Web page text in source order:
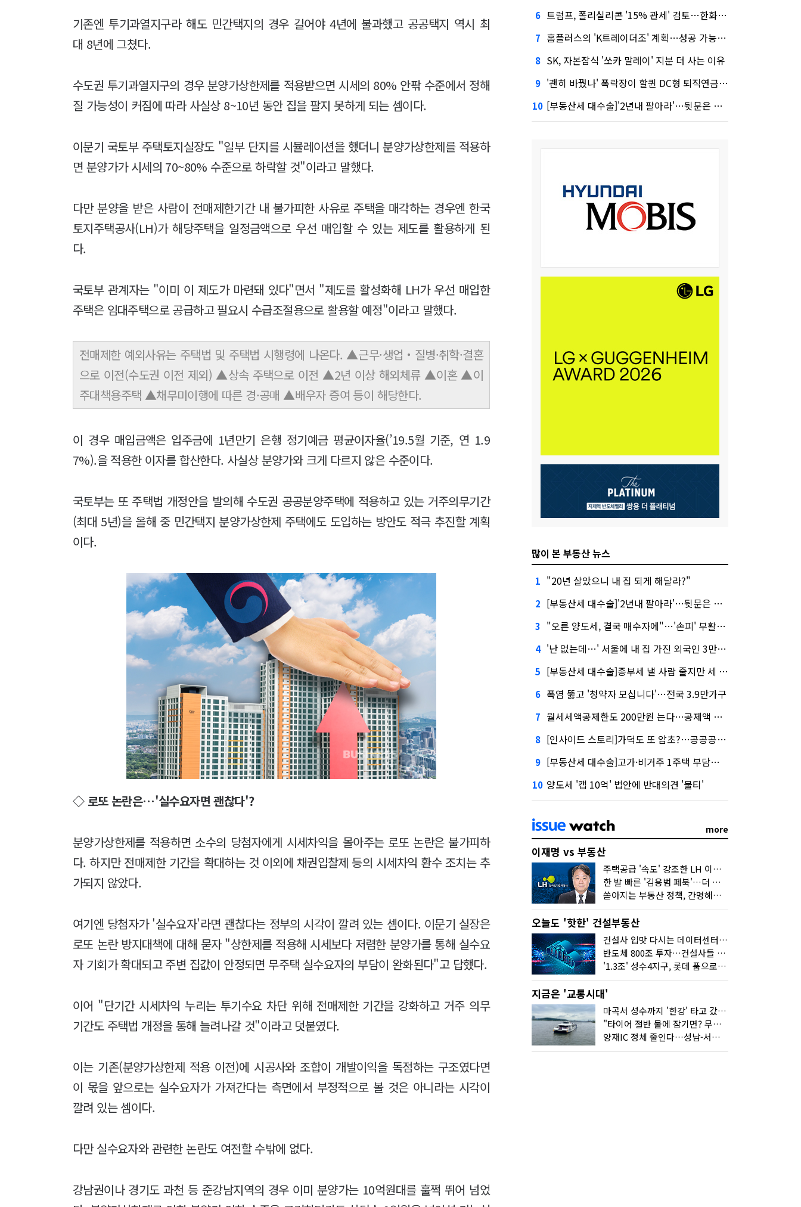
기존엔 투기과열지구라 해도 민간택지의 경우 길어야 4년에 불과했고 공공택지 역시 최
대 8년에 그쳤다.
수도권 투기과열지구의 경우 분양가상한제를 적용받으면 시세의 80% 안팎 수준에서 정해
질 가능성이 커짐에 따라 사실상 8~10년 동안 집을 팔지 못하게 되는 셈이다.
이문기 국토부 주택토지실장도 "일부 단지를 시뮬레이션을 했더니 분양가상한제를 적용하
면 분양가가 시세의 70~80% 수준으로 하락할 것"이라고 말했다.
다만 분양을 받은 사람이 전매제한기간 내 불가피한 사유로 주택을 매각하는 경우엔 한국
토지주택공사(LH)가 해당주택을 일정금액으로 우선 매입할 수 있는 제도를 활용하게 된
다.
국토부 관계자는 "이미 이 제도가 마련돼 있다"면서 "제도를 활성화해 LH가 우선 매입한
주택은 임대주택으로 공급하고 필요시 수급조절용으로 활용할 예정"이라고 말했다.
전매제한 예외사유는 주택법 및 주택법 시행령에 나온다. ▲근무·생업‧질병·취학·결혼
으로 이전(수도권 이전 제외) ▲상속 주택으로 이전 ▲2년 이상 해외체류 ▲이혼 ▲이
주대책용주택 ▲채무미이행에 따른 경·공매 ▲배우자 증여 등이 해당한다.
이 경우 매입금액은 입주금에 1년만기 은행 정기예금 평균이자율(’19.5월 기준, 연 1.9
7%).을 적용한 이자를 합산한다. 사실상 분양가와 크게 다르지 않은 수준이다.
국토부는 또 주택법 개정안을 발의해 수도권 공공분양주택에 적용하고 있는 거주의무기간
(최대 5년)을 올해 중 민간택지 분양가상한제 주택에도 도입하는 방안도 적극 추진할 계획
이다.
◇ 로또 논란은…'실수요자면 괜찮다'?
분양가상한제를 적용하면 소수의 당첨자에게 시세차익을 몰아주는 로또 논란은 불가피하
다. 하지만 전매제한 기간을 확대하는 것 이외에 채권입찰제 등의 시세차익 환수 조치는 추
가되지 않았다.
여기엔 당첨자가 '실수요자'라면 괜찮다는 정부의 시각이 깔려 있는 셈이다. 이문기 실장은
로또 논란 방지대책에 대해 묻자 "상한제를 적용해 시세보다 저렴한 분양가를 통해 실수요
자 기회가 확대되고 주변 집값이 안정되면 무주택 실수요자의 부담이 완화된다"고 답했다.
이어 "단기간 시세차익 누리는 투기수요 차단 위해 전매제한 기간을 강화하고 거주 의무
기간도 주택법 개정을 통해 늘려나갈 것"이라고 덧붙였다.
이는 기존(분양가상한제 적용 이전)에 시공사와 조합이 개발이익을 독점하는 구조였다면
이 몫을 앞으로는 실수요자가 가져간다는 측면에서 부정적으로 볼 것은 아니라는 시각이
깔려 있는 셈이다.
다만 실수요자와 관련한 논란도 여전할 수밖에 없다.
강남권이나 경기도 과천 등 준강남지역의 경우 이미 분양가는 10억원대를 훌쩍 뛰어 넘었
6 트럼프, 폴리실리콘 '15% 관세' 검토…한화큐셀·OCI 영향은?
7 홈플러스의 'K트레이더조' 계획…성공 가능성은 '글쎄'
8 SK, 자본잠식 '쏘카 말레이' 지분 더 사는 이유
9 '괜히 바꿨나' 폭락장이 할퀸 DC형 퇴직연금…전문가 조언은
10 [부동산세 대수술]'2년내 팔아라'…뒷문은 열었다
많이 본 부동산 뉴스
1 "20년 살았으니 내 집 되게 해달라?"
2 [부동산세 대수술]'2년내 팔아라'…뒷문은 열었다
3 "오른 양도세, 결국 매수자에"…'손피' 부활할까?
4 '난 없는데…' 서울에 내 집 가진 외국인 3만3000명
5 [부동산세 대수술]종부세 낼 사람 줄지만 세 부담 커진다
6 폭염 뚫고 '청약자 모십니다'…전국 3.9만가구
7 월세세액공제한도 200만원 는다…공제액 최대 54만원↑
8 [인사이드 스토리]가덕도 또 암초?…공공공사의 '굴레'
9 [부동산세 대수술]고가·비거주 1주택 부담…'대전족'도 불똥
10 양도세 '캡 10억' 법안에 반대의견 '불티'
more
이재명 vs 부동산
주택공급 '속도' 강조한 LH 이성훈 "전력질주해야"
한 발 빠른 '김용범 페북'…더 강한 부동산 규제 나오나
쏟아지는 부동산 정책, 간명해져야
오늘도 '핫한' 건설부동산
건설사 입맛 다시는 데이터센터…암초는 '주민 반대'
반도체 800조 투자…건설사들 "물 들어온다!"
'1.3조' 성수4지구, 롯데 품으로…'성수르엘 S70' 거듭
지금은 '교통시대'
마곡서 성수까지 '한강' 타고 갔습니다
"타이어 절반 물에 잠기면? 무조건 탈출하세요"
양재IC 정체 줄인다…성남-서초 고속도로 2029년 착공